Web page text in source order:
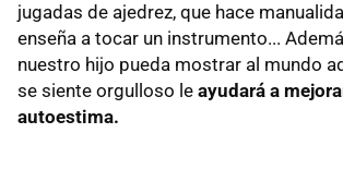
jugadas de ajedrez, que hace
enseña a tocar un instrumento...
nuestro hijo pueda mostrar al mundo
se siente orgulloso le ayudará a
autoestima.